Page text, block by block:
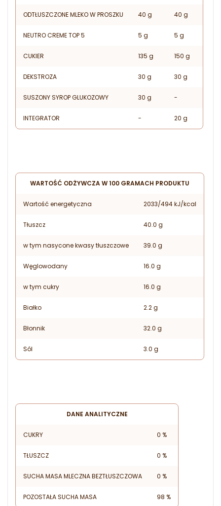
ODTŁUSZCZONE MLEKO W PROSZKU 40 g 40 g
NEUTRO CREME TOP 5 5 g 5 g
CUKIER 135 g 150 g
DEKSTROZA 30 g 30 g
SUSZONY SYROP GLUKOZOWY 30 g -
INTEGRATOR - 20 g
WARTOŚĆ ODŻYWCZA W 100 GRAMACH PRODUKTU
Wartość energetyczna 2033/494 kJ/kcal
Tłuszcz 40.0 g
w tym nasycone kwasy tłuszczowe 39.0 g
Węglowodany 16.0 g
w tym cukry 16.0 g
Białko 2.2 g
Błonnik 32.0 g
Sól 3.0 g
DANE ANALITYCZNE
CUKRY 0 %
TŁUSZCZ 0 %
SUCHA MASA MLECZNA BEZTŁUSZCZOWA 0 %
POZOSTAŁA SUCHA MASA 98 %